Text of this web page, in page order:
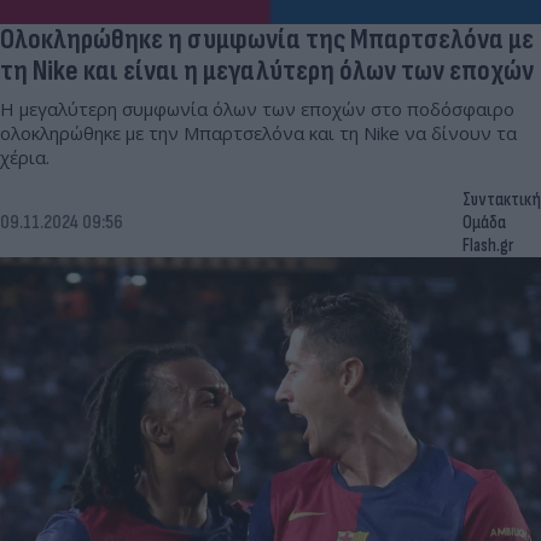
Ολοκληρώθηκε η συμφωνία της Μπαρτσελόνα με
τη Nike και είναι η μεγαλύτερη όλων των εποχών
Η μεγαλύτερη συμφωνία όλων των εποχών στο ποδόσφαιρο
ολοκληρώθηκε με την Μπαρτσελόνα και τη Nike να δίνουν τα
χέρια.
09.11.2024 09:56
Συντακτική
Ομάδα
Flash.gr